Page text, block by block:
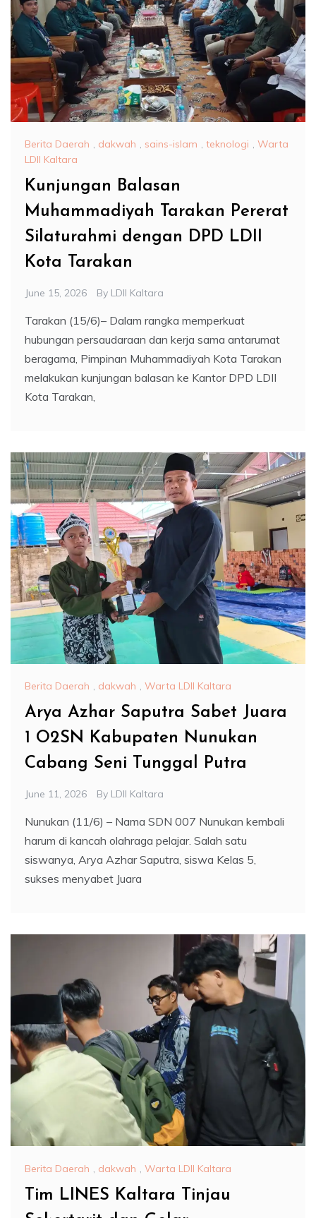
Berita Daerah , dakwah , sains-islam , teknologi , Warta
LDII Kaltara
Kunjungan Balasan
Muhammadiyah Tarakan Pererat
Silaturahmi dengan DPD LDII
Kota Tarakan
June 15, 2026 By LDII Kaltara
Tarakan (15/6)– Dalam rangka memperkuat
hubungan persaudaraan dan kerja sama antarumat
beragama, Pimpinan Muhammadiyah Kota Tarakan
melakukan kunjungan balasan ke Kantor DPD LDII
Kota Tarakan,
Berita Daerah , dakwah , Warta LDII Kaltara
Arya Azhar Saputra Sabet Juara
1 O2SN Kabupaten Nunukan
Cabang Seni Tunggal Putra
June 11, 2026 By LDII Kaltara
Nunukan (11/6) – Nama SDN 007 Nunukan kembali
harum di kancah olahraga pelajar. Salah satu
siswanya, Arya Azhar Saputra, siswa Kelas 5,
sukses menyabet Juara
Berita Daerah , dakwah , Warta LDII Kaltara
Tim LINES Kaltara Tinjau